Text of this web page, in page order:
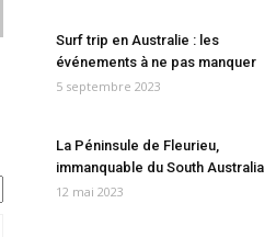
Surf trip en Australie : les
événements à ne pas manquer
5 septembre 2023
La Péninsule de Fleurieu,
immanquable du South Australia
12 mai 2023